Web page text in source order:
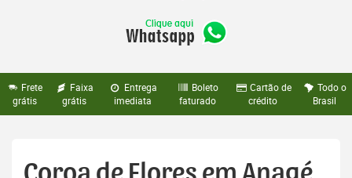
Frete
grátis
Faixa
grátis
Entrega
imediata
Boleto
faturado
Cartão de
crédito
Todo o
Brasil